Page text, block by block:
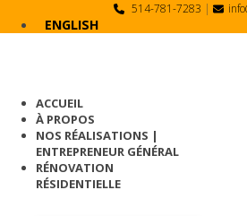
514-781-7283 |
ENGLISH
ACCUEIL
À PROPOS
NOS RÉALISATIONS |
ENTREPRENEUR GÉNÉRAL
RÉNOVATION
RÉSIDENTIELLE